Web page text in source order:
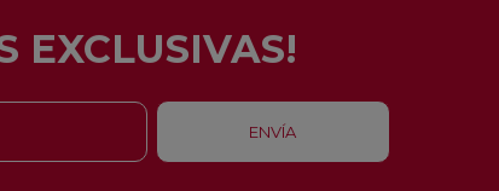
EXCLUSIVAS!